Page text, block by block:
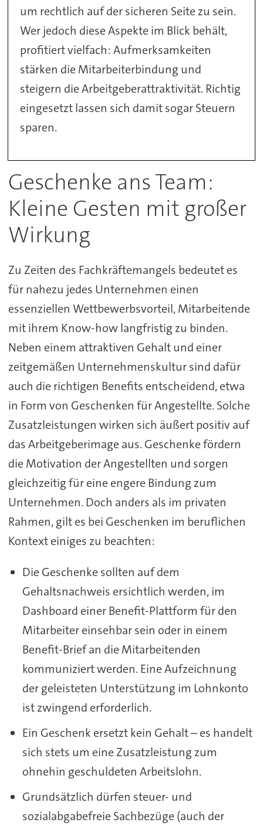
um rechtlich auf der sicheren Seite zu sein.
Wer jedoch diese Aspekte im Blick behält,
profitiert vielfach: Aufmerksamkeiten
stärken die Mitarbeiterbindung und
steigern die Arbeitgeberattraktivität. Richtig
eingesetzt lassen sich damit sogar Steuern
sparen.
Geschenke ans Team:
Kleine Gesten mit großer
Wirkung
Zu Zeiten des Fachkräftemangels bedeutet es
für nahezu jedes Unternehmen einen
essenziellen Wettbewerbsvorteil, Mitarbeitende
mit ihrem Know-how langfristig zu binden.
Neben einem attraktiven Gehalt und einer
zeitgemäßen Unternehmenskultur sind dafür
auch die richtigen Benefits entscheidend, etwa
in Form von Geschenken für Angestellte. Solche
Zusatzleistungen wirken sich äußert positiv auf
das Arbeitgeberimage aus. Geschenke fördern
die Motivation der Angestellten und sorgen
gleichzeitig für eine engere Bindung zum
Unternehmen. Doch anders als im privaten
Rahmen, gilt es bei Geschenken im beruflichen
Kontext einiges zu beachten:
Die Geschenke sollten auf dem
Gehaltsnachweis ersichtlich werden, im
Dashboard einer Benefit-Plattform für den
Mitarbeiter einsehbar sein oder in einem
Benefit-Brief an die Mitarbeitenden
kommuniziert werden. Eine Aufzeichnung
der geleisteten Unterstützung im Lohnkonto
ist zwingend erforderlich.
Ein Geschenk ersetzt kein Gehalt – es handelt
sich stets um eine Zusatzleistung zum
ohnehin geschuldeten Arbeitslohn.
Grundsätzlich dürfen steuer- und
sozialabgabefreie Sachbezüge (auch der